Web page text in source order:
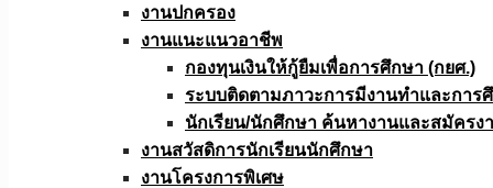
งานปกครอง
งานแนะแนวอาชีพ
กองทุนเงินให้กู้ยืมเพื่อการศึกษา (กยศ.)
ระบบติดตามภาวะการมีงานทำและการ
นักเรียน/นักศึกษา ค้นหางานและสมัครง
งานสวัสดิการนักเรียนนักศึกษา
งานโครงการพิเศษ